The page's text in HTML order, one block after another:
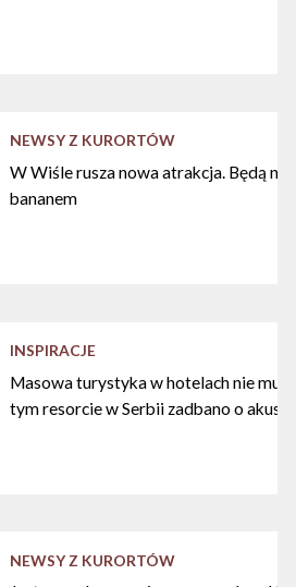
NEWSY Z KURORTÓW
W Wiśle rusza nowa atrakcja. Będą
bananem
INSPIRACJE
Masowa turystyka w hotelach nie musi
tym resorcie w Serbii zadbano o
NEWSY Z KURORTÓW